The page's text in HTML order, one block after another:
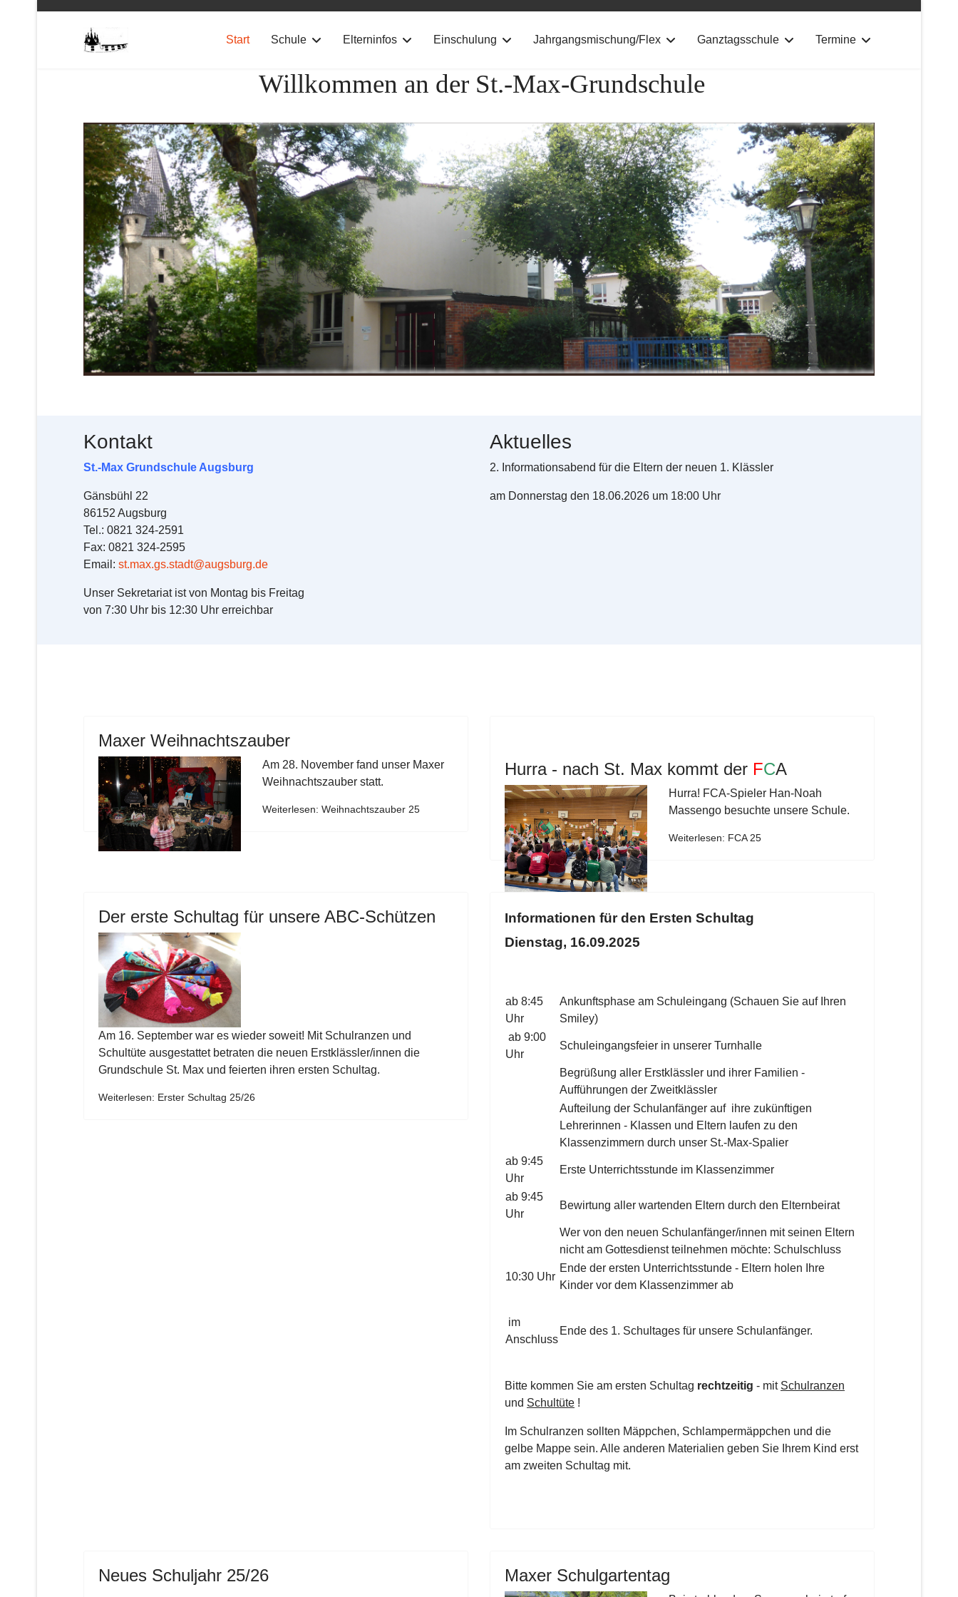
Start Schule Elterninfos Einschulung Jahrgangsmischung/Flex Ganztagsschule Termine
Willkommen an der St.-Max-Grundschule
Kontakt
St.-Max Grundschule Augsburg
Gänsbühl 22
86152 Augsburg
Tel.: 0821 324-2591
Fax: 0821 324-2595
Email: st.max.gs.stadt@augsburg.de
Unser Sekretariat ist von Montag bis Freitag
von 7:30 Uhr bis 12:30 Uhr erreichbar
Aktuelles
2. Informationsabend für die Eltern der neuen 1. Klässler
am Donnerstag den 18.06.2026 um 18:00 Uhr
Maxer Weihnachtszauber
Am 28. November fand unser Maxer
Weihnachtszauber statt.
Weiterlesen: Weihnachtszauber 25
Hurra - nach St. Max kommt der FCA
Hurra! FCA-Spieler Han-Noah
Massengo besuchte unsere Schule.
Weiterlesen: FCA 25
Der erste Schultag für unsere ABC-Schützen
Am 16. September war es wieder soweit! Mit Schulranzen und
Schultüte ausgestattet betraten die neuen Erstklässler/innen die
Grundschule St. Max und feierten ihren ersten Schultag.
Weiterlesen: Erster Schultag 25/26
Informationen für den Ersten Schultag
Dienstag, 16.09.2025
ab 8:45
Uhr
Ankunftsphase am Schuleingang (Schauen Sie auf Ihren
Smiley)
ab 9:00
Uhr
Schuleingangsfeier in unserer Turnhalle
Begrüßung aller Erstklässler und ihrer Familien -
Aufführungen der Zweitklässler
Aufteilung der Schulanfänger auf ihre zukünftigen
Lehrerinnen - Klassen und Eltern laufen zu den
Klassenzimmern durch unser St.-Max-Spalier
ab 9:45
Uhr
Erste Unterrichtsstunde im Klassenzimmer
ab 9:45
Uhr
Bewirtung aller wartenden Eltern durch den Elternbeirat
Wer von den neuen Schulanfänger/innen mit seinen Eltern
nicht am Gottesdienst teilnehmen möchte: Schulschluss
10:30 Uhr
Ende der ersten Unterrichtsstunde - Eltern holen Ihre
Kinder vor dem Klassenzimmer ab
im
Anschluss
Ende des 1. Schultages für unsere Schulanfänger.
Bitte kommen Sie am ersten Schultag rechtzeitig - mit Schulranzen
und Schultüte !
Im Schulranzen sollten Mäppchen, Schlampermäppchen und die
gelbe Mappe sein. Alle anderen Materialien geben Sie Ihrem Kind erst
am zweiten Schultag mit.
Neues Schuljahr 25/26 Maxer Schulgartentag